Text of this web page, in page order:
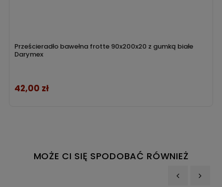
Prześcieradło bawełna frotte 90x200x20 z gumką białe
Darymex
Cena
42,00 zł
MOŻE CI SIĘ SPODOBAĆ RÓWNIEŻ